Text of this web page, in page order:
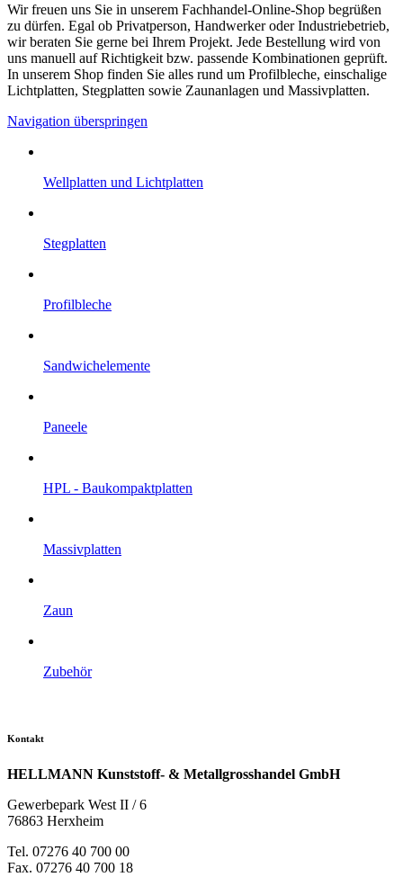
Wir freuen uns Sie in unserem Fachhandel-Online-Shop begrüßen
zu dürfen. Egal ob Privatperson, Handwerker oder Industriebetrieb,
wir beraten Sie gerne bei Ihrem Projekt. Jede Bestellung wird von
uns manuell auf Richtigkeit bzw. passende Kombinationen geprüft.
In unserem Shop finden Sie alles rund um Profilbleche, einschalige
Lichtplatten, Stegplatten sowie Zaunanlagen und Massivplatten.
Navigation überspringen
Well­platten und Licht­platten
Steg­platten
Profil­bleche
Sandwich­elemente
Paneele
HPL - Bau­kompakt­platten
Massiv­platten
Zaun
Zubehör
Kontakt
HELLMANN Kunststoff- & Metallgrosshandel GmbH
Gewerbepark West II / 6
76863 Herxheim
Tel. 07276 40 700 00
Fax. 07276 40 700 18